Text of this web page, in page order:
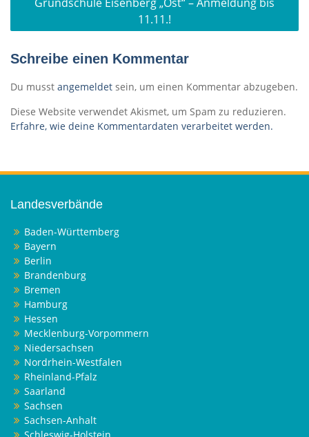
11.11.!
Schreibe einen Kommentar
Du musst angemeldet sein, um einen Kommentar abzugeben.
Diese Website verwendet Akismet, um Spam zu reduzieren.
Erfahre, wie deine Kommentardaten verarbeitet werden.
Landesverbände
Baden-Württemberg
Bayern
Berlin
Brandenburg
Bremen
Hamburg
Hessen
Mecklenburg-Vorpommern
Niedersachsen
Nordrhein-Westfalen
Rheinland-Pfalz
Saarland
Sachsen
Sachsen-Anhalt